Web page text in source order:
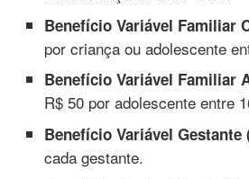
Benefício Variável Familiar
por criança ou adolescente
Benefício Variável Familiar
R$ 50 por adolescente entre
Benefício Variável Gestante
cada gestante.